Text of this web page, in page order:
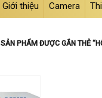
Giới thiệu Camera
SẢN PHẨM ĐƯỢC GẮN THẺ